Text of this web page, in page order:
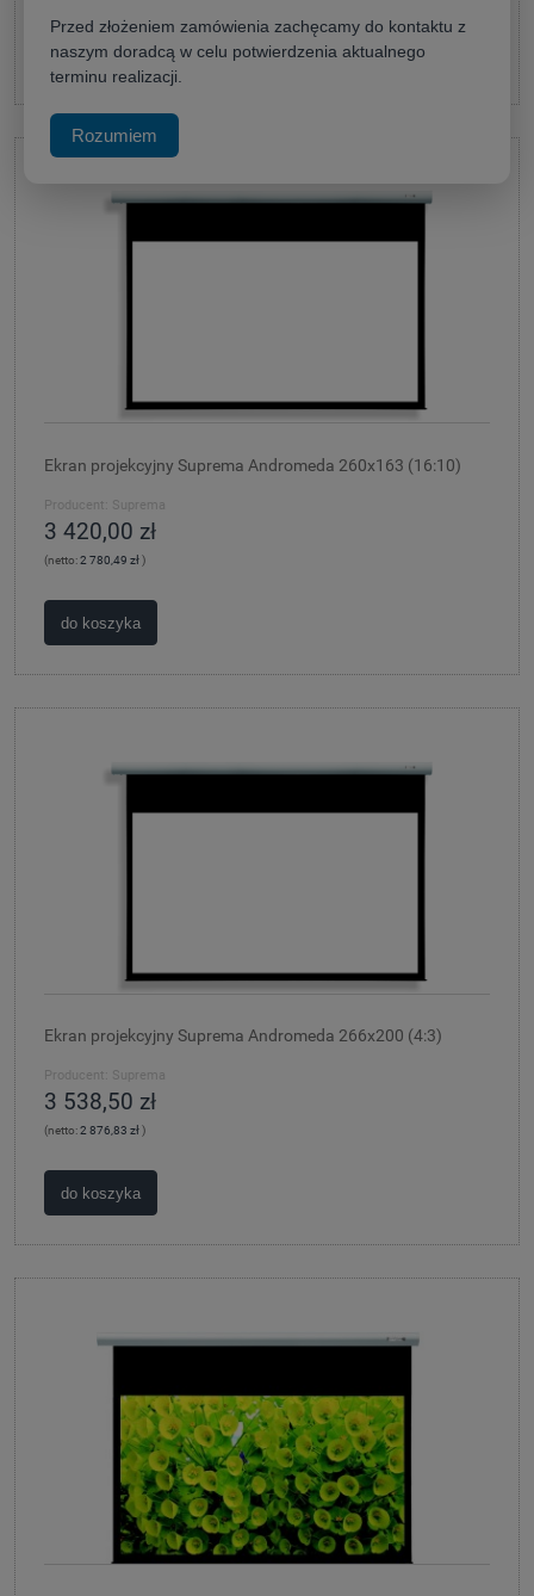
do koszyka
Ekran projekcyjny Suprema Andromeda 260x163 (16:10)
Producent: Suprema
3 420,00 zł
(netto:2 780,49 zł)
do koszyka
Ekran projekcyjny Suprema Andromeda 266x200 (4:3)
Producent: Suprema
3 538,50 zł
(netto:2 876,83 zł)
do koszyka
Przed złożeniem zamówienia zachęcamy do kontaktu z
naszym doradcą w celu potwierdzenia aktualnego
terminu realizacji.
Rozumiem